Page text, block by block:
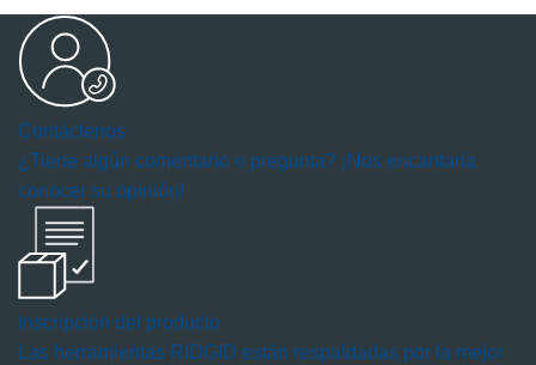
Contáctenos
¿Tiene algún comentario o pregunta? ¡Nos encantaría
conocer su opinión!
Inscripción del producto
Las herramientas RIDGID están respaldadas por la mejor